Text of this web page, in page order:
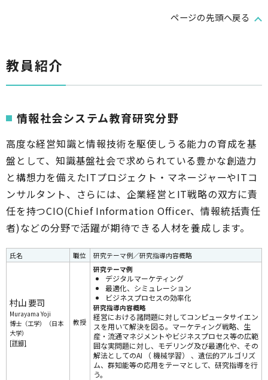
ページの先頭へ戻る
教員紹介
情報社会システム教育研究分野
高度な経営知識と情報技術を駆使しうる能力の育成を基
盤として、知識基盤社会で求められている豊かな創造力
と構想力を備えたITプロジェクト・マネージャーやITコ
ンサルタント、さらには、企業経営とIT戦略の双方に責
任を持つCIO(Chief Information Officer、情報統括責任
者)などの分野で活躍が期待できる人材を養成します。
氏名 職位 研究テーマ例／研究指導内容概略
村山 要司
Murayama Yoji
博士（工学）（日本
大学）
[詳細]
教授
研究テーマ例
デジタルマーケティング
最適化、シミュレーション
ビジネスプロセスの効率化
研究指導内容概略
経営における諸問題に対してコンピュータサイエン
スを用いて解決を図る。マーケティング戦略、生
産・流通マネジメントやビジネスプロセス等の広範
囲な実問題に対し、モデリング及び最適化や、その
解法としてのAI （ 機械学習） 、遺伝的アルゴリズ
ム、群知能等の応用をテーマとして、研究指導を行
う。